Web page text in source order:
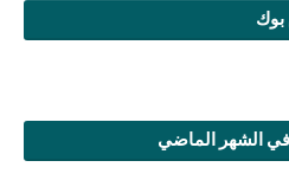
بوك
في الشهر الماضي